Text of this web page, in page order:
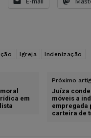
Igreja Indenização
em
Próximo
Juíza
móveis a
empregada
carteira de